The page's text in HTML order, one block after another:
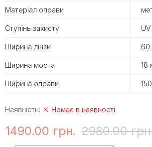
Матеріал оправи
Ступінь захисту
Ширина лінзи 60
Ширина моста 18
Ширина оправи
Наявність: Немає в наявності
1490.00 грн. 2980.00